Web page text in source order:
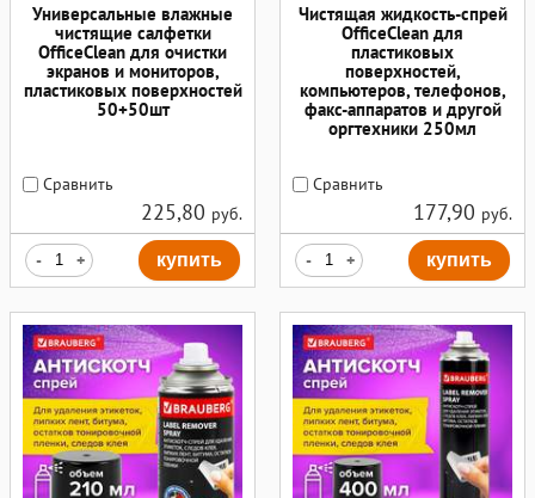
Универсальные влажные
чистящие салфетки
OfficeClean для очистки
экранов и мониторов,
пластиковых поверхностей
50+50шт
Сравнить
225,80 руб.
- + купить
Чистящая жидкость-спрей
OfficeClean для
пластиковых
поверхностей,
компьютеров, телефонов,
факс-аппаратов и другой
оргтехники 250мл
Сравнить
177,90 руб.
- + купить